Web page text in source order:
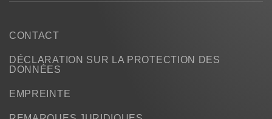
CONTACT
DÉCLARATION SUR LA PROTECTION DES
DONNÉES
EMPREINTE